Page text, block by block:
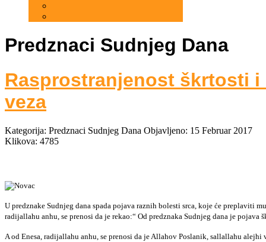
Predznaci Sudnjeg Dana
Rasprostranjenost škrtosti
veza
Kategorija: Predznaci Sudnjeg Dana Objavljeno: 15 Februar 2017
Klikova: 4785
U predznake Sudnjeg dana spada pojava raznih bolesti srca, koje će preplaviti
radijallahu anhu, se prenosi da je rekao:“ Od predznaka Sudnjeg dana je pojava
A od Enesa, radijallahu anhu, se prenosi da je Allahov Poslanik, sallallahu alejhi